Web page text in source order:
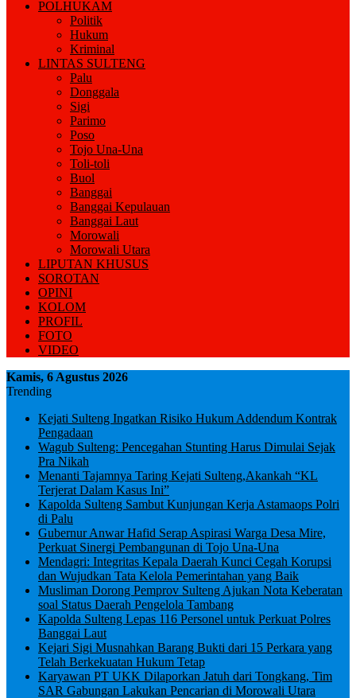
POLHUKAM
Politik
Hukum
Kriminal
LINTAS SULTENG
Palu
Donggala
Sigi
Parimo
Poso
Tojo Una-Una
Toli-toli
Buol
Banggai
Banggai Kepulauan
Banggai Laut
Morowali
Morowali Utara
LIPUTAN KHUSUS
SOROTAN
OPINI
KOLOM
PROFIL
FOTO
VIDEO
Kamis, 6 Agustus 2026
Trending
Kejati Sulteng Ingatkan Risiko Hukum Addendum Kontrak
Pengadaan
Wagub Sulteng: Pencegahan Stunting Harus Dimulai Sejak
Pra Nikah
Menanti Tajamnya Taring Kejati Sulteng,Akankah “KL
Terjerat Dalam Kasus Ini”
Kapolda Sulteng Sambut Kunjungan Kerja Astamaops Polri
di Palu
Gubernur Anwar Hafid Serap Aspirasi Warga Desa Mire,
Perkuat Sinergi Pembangunan di Tojo Una-Una
Mendagri: Integritas Kepala Daerah Kunci Cegah Korupsi
dan Wujudkan Tata Kelola Pemerintahan yang Baik
Musliman Dorong Pemprov Sulteng Ajukan Nota Keberatan
soal Status Daerah Pengelola Tambang
Kapolda Sulteng Lepas 116 Personel untuk Perkuat Polres
Banggai Laut
Kejari Sigi Musnahkan Barang Bukti dari 15 Perkara yang
Telah Berkekuatan Hukum Tetap
Karyawan PT UKK Dilaporkan Jatuh dari Tongkang, Tim
SAR Gabungan Lakukan Pencarian di Morowali Utara